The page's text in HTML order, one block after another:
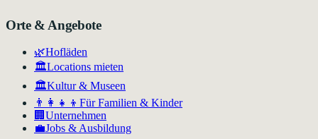
Orte & Angebote
🌿Hofläden
🏛️Locations mieten
🏛Kultur & Museen
👨‍👩‍👧‍👦 Für Familien & Kinder
🏢 Unternehmen
💼Jobs & Ausbildung